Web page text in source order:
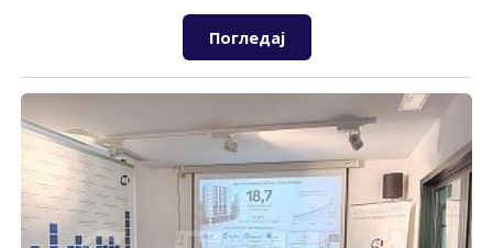
Погледај